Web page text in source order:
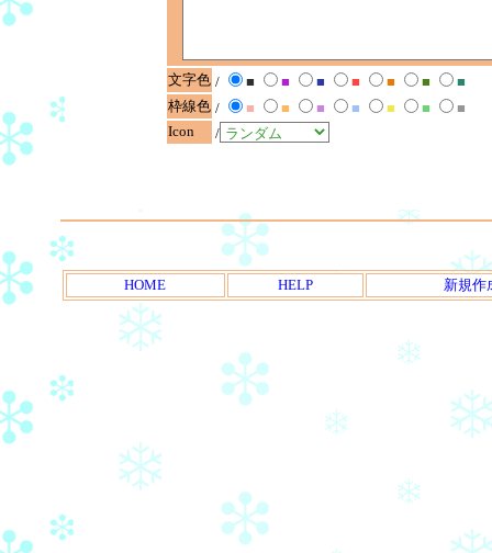
文字色 / ■ ■ ■ ■ ■ ■
■
枠線色 / ■ ■ ■ ■ ■ ■
■
Icon
/
HOME HELP 新規作